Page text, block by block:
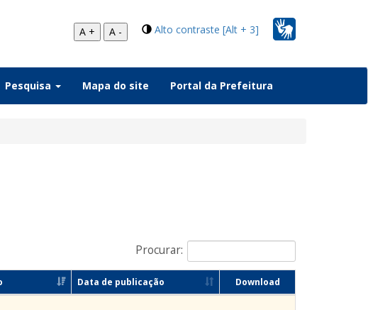
Alto contraste [Alt + 3]
A + A -
Pesquisa Mapa do site Portal da Prefeitura
Procurar:
Data de publicação Download